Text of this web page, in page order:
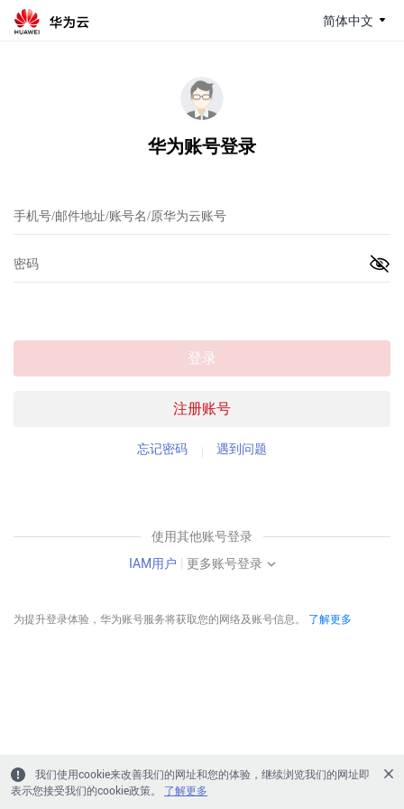
简体中文
华为账号登录
注册账号
登录
忘记密码 遇到问题
使用其他账号登录
IAM用户 | 更多账号登录
为提升登录体验，华为账号服务将获取您的网络及账号信息。 了解更多
我们使用cookie来改善我们的网址和您的体验，继续浏览我们的网址即
表示您接受我们的cookie政策。
了解更多